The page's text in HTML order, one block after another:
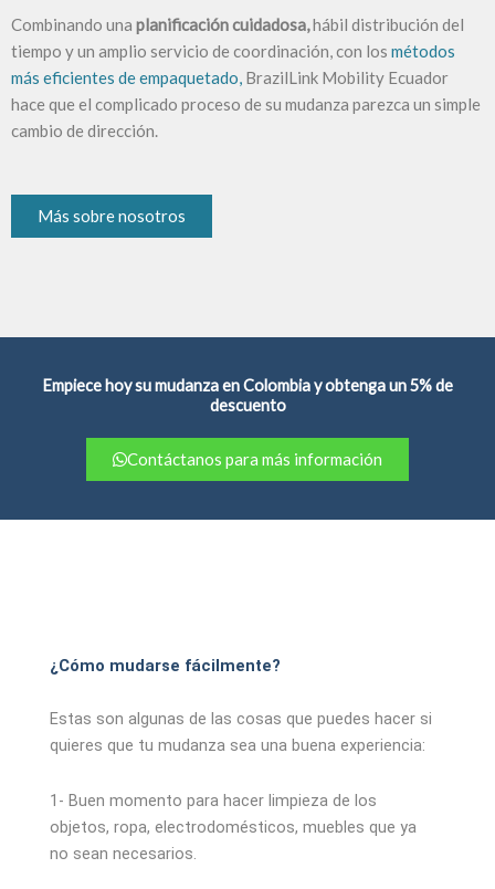
Combinando una planificación cuidadosa,hábil distribución del
tiempo y un amplio servicio de coordinación, con los métodos
más eficientes de empaquetado, BrazilLink Mobility Ecuador
hace que el complicado proceso de su mudanza parezca un simple
cambio de dirección.
Más sobre nosotros
Empiece hoy su mudanza en Colombia y obtenga un 5% de
descuento
Contáctanos para más información
¿Cómo mudarse fácilmente?
Estas son algunas de las cosas que puedes hacer si
quieres que tu mudanza sea una buena experiencia:
1- Buen momento para hacer limpieza de los
objetos, ropa, electrodomésticos, muebles que ya
no sean necesarios.